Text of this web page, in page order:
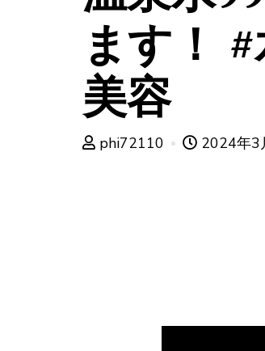
ます！
美容
phi72110 2024年3